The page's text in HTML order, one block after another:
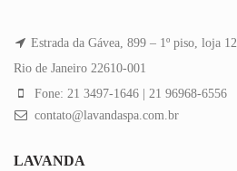
Estrada da Gávea, 899 – 1º piso, loja
Rio de Janeiro 22610-001
Fone: 21 3497-1646 | 21 96968-6556
contato@lavandaspa.com.br
LAVANDA